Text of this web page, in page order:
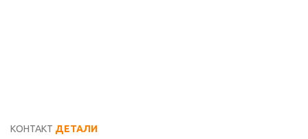
КОНТАКТ ДЕТАЛИ